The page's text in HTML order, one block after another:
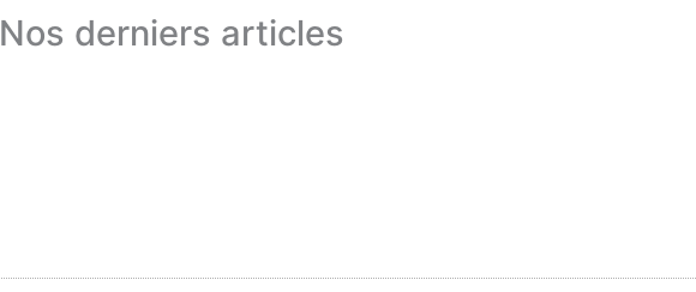
Nos derniers articles